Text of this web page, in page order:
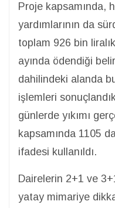
Proje kapsamında,
yardımlarının da
toplam 926 bin
ayında ödendiği
dahilindeki alanda
işlemleri
günlerde yıkımı
kapsamında 1105
ifadesi kullanıldı.
Dairelerin 2+1 ve
yatay mimariye